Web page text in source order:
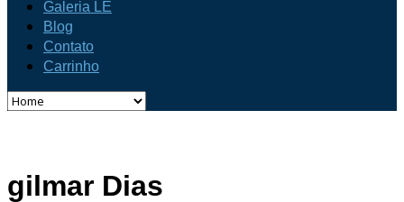
Galeria LE
Blog
Contato
Carrinho
gilmar Dias